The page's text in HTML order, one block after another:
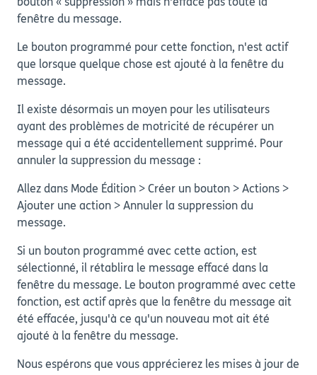
bouton « suppression » mais n'efface pas toute la
fenêtre du message.
Le bouton programmé pour cette fonction, n'est actif
que lorsque quelque chose est ajouté à la fenêtre du
message.
Il existe désormais un moyen pour les utilisateurs
ayant des problèmes de motricité de récupérer un
message qui a été accidentellement supprimé. Pour
annuler la suppression du message :
Allez dans Mode Édition > Créer un bouton > Actions >
Ajouter une action > Annuler la suppression du
message.
Si un bouton programmé avec cette action, est
sélectionné, il rétablira le message effacé dans la
fenêtre du message. Le bouton programmé avec cette
fonction, est actif après que la fenêtre du message ait
été effacée, jusqu'à ce qu'un nouveau mot ait été
ajouté à la fenêtre du message.
Nous espérons que vous apprécierez les mises à jour de